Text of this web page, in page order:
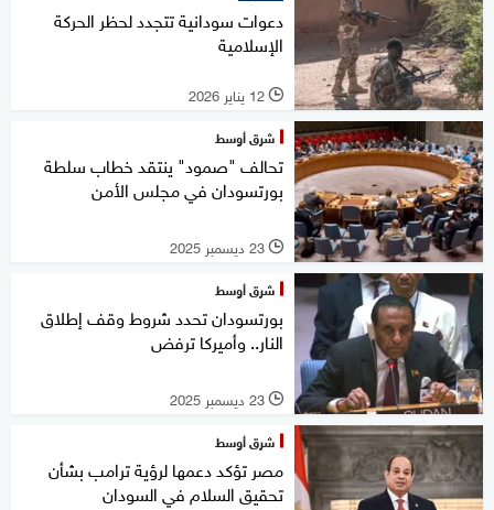
دعوات سودانية تتجدد لحظر الحركة
الإسلامية
l 12 يناير 2026
شرق أوسط
تحالف "صمود" ينتقد خطاب سلطة
بورتسودان في مجلس الأمن
l 23 ديسمبر 2025
شرق أوسط
بورتسودان تحدد شروط وقف إطلاق
النار.. وأميركا ترفض
l 23 ديسمبر 2025
شرق أوسط
مصر تؤكد دعمها لرؤية ترامب بشأن
تحقيق السلام في السودان